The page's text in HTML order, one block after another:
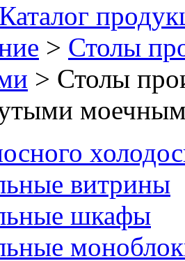
Каталог
> Столы
> Столы
витрины
шкафы